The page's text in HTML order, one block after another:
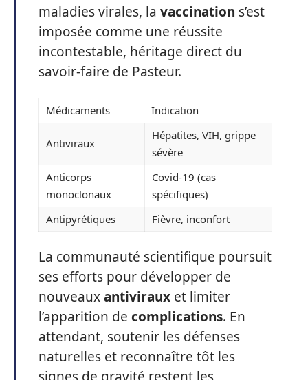
maladies virales, la vaccination s’est
imposée comme une réussite
incontestable, héritage direct du
savoir-faire de Pasteur.
Médicaments Indication
Antiviraux
Hépatites, VIH, grippe
sévère
Anticorps
monoclonaux
Covid-19 (cas
spécifiques)
Antipyrétiques
Fièvre, inconfort
La communauté scientifique poursuit
ses efforts pour développer de
nouveauxantiviraux et limiter
l’apparition de complications. En
attendant, soutenir les défenses
naturelles et reconnaître tôt les